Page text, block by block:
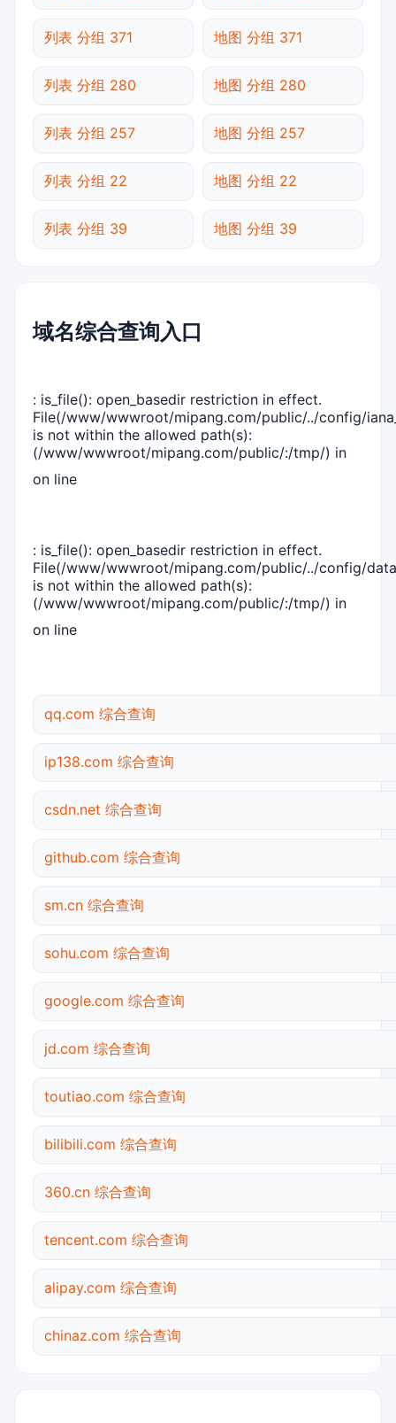
列表 分组 371 地图 分组 371
列表 分组 280 地图 分组 280
列表 分组 257 地图 分组 257
列表 分组 22 地图 分组 22
列表 分组 39 地图 分组 39
域名综合查询入口
: is_file(): open_basedir restriction in effect.
File(/www/wwwroot/mipang.com/public/../config/
is not within the allowed path(s):
(/www/wwwroot/mipang.com/public/:/tmp/) in
on line
: is_file(): open_basedir restriction in effect.
File(/www/wwwroot/mipang.com/public/../config/
is not within the allowed path(s):
(/www/wwwroot/mipang.com/public/:/tmp/) in
on line
qq.com 综合查询
ip138.com 综合查询
csdn.net 综合查询
github.com 综合查询
sm.cn 综合查询
sohu.com 综合查询
google.com 综合查询
jd.com 综合查询
toutiao.com 综合查询
bilibili.com 综合查询
360.cn 综合查询
tencent.com 综合查询
alipay.com 综合查询
chinaz.com 综合查询